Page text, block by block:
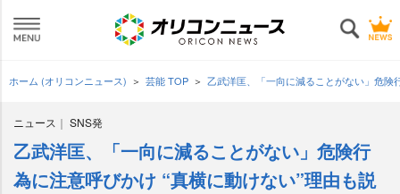
ホーム (オリコンニュース) 芸能 TOP 乙武洋匡、「一向に減ることがない」危険
ニュース SNS発
乙武洋匡、「一向に減ることがない」危険行
為に注意呼びかけ “真横に動けない”理由も説